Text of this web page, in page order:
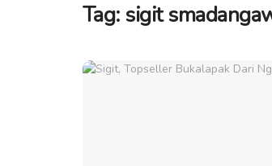
Tag: sigit